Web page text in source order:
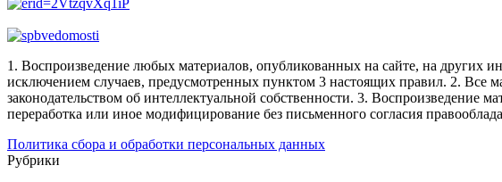
1. Воспроизведение любых материалов, опубликованных на сайте, на других
исключением случаев, предусмотренных пунктом 3 настоящих правил. 2. Все
законодательством об интеллектуальной собственности. 3. Воспроизведение
переработка или иное модифицирование без письменного согласия
Политика сбора и обработки персональных данных
Рубрики